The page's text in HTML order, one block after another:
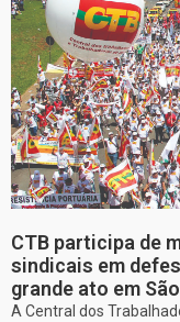
CTB participa de
sindicais em
grande ato em
A Central dos